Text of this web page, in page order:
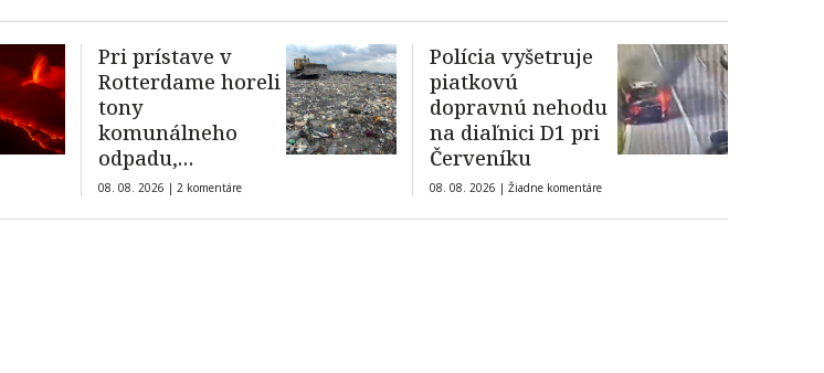
Pri prístave v
Rotterdame horeli
tony
komunálneho
odpadu,
obyvateľov trápil
08. 08. 2026 | 2 komentáre
Polícia vyšetruje
piatkovú
dopravnú nehodu
na diaľnici D1 pri
Červeníku
08. 08. 2026 | Žiadne komentáre